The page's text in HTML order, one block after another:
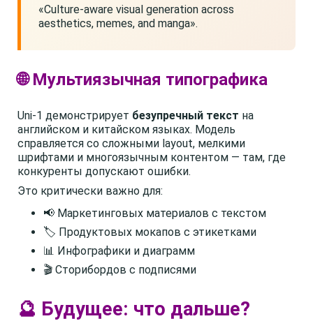
«Culture-aware visual generation across
aesthetics, memes, and manga».
🌐 Мультиязычная типографика
Uni-1 демонстрирует безупречный текст на
английском и китайском языках. Модель
справляется со сложными layout, мелкими
шрифтами и многоязычным контентом — там, где
конкуренты допускают ошибки.
Это критически важно для:
📢 Маркетинговых материалов с текстом
🏷️ Продуктовых мокапов с этикетками
📊 Инфографики и диаграмм
🎬 Сторибордов с подписями
🔮 Будущее: что дальше?